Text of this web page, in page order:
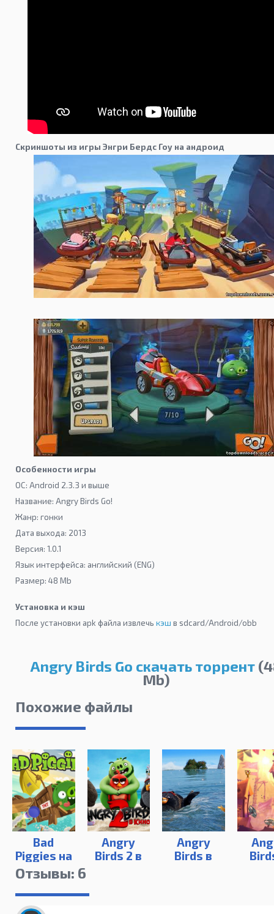
Скриншоты из игры Энгри Бердс Гоу на андроид
Особенности игры
ОС: Android 2.3.3 и выше
Название: Angry Birds Go!
Жанр: гонки
Дата выхода: 2013
Версия: 1.0.1
Язык интерфейса: английский (ENG)
Размер: 48 Mb
Установка и кэш
После установки apk файла извлечь кэш в sdcard/Android/obb
Angry Birds Go скачать торрент
Mb)
Похожие файлы
Bad
Piggies на
ПК
Angry
Birds 2 в
Angry
Birds в
Отзывы: 6